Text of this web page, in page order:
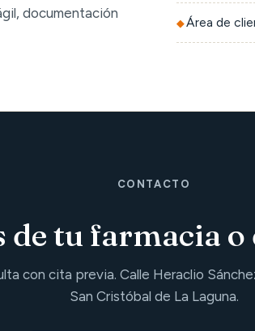
documentación
Área de
CONTACTO
de tu farmacia o
con cita previa. Calle Heraclio
San Cristóbal de La Laguna.